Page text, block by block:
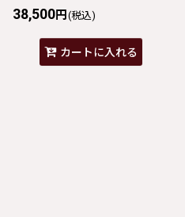
38,500円 (税込)
カートに入れる